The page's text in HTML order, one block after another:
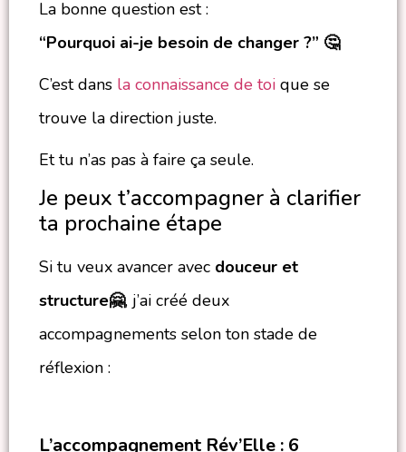
La bonne question est :
“Pourquoi ai-je besoin de changer ?” 🤔
C’est dans la connaissance de toi que se
trouve la direction juste.
Et tu n’as pas à faire ça seule.
Je peux t’accompagner à clarifier
ta prochaine étape
Si tu veux avancer avec douceur et
structure🤗, j’ai créé deux
accompagnements selon ton stade de
réflexion :
L’accompagnement Rév’Elle : 6